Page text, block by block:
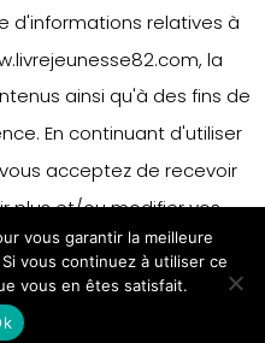
d'informations relatives à
la
ainsi qu'à des fins de
En continuant d'utiliser
acceptez de recevoir
plus et/ou modifier vos
merci de vous référer
cookies.
Accepter
plus
vous garantir la meilleure
vous continuez à utiliser ce
vous en êtes satisfait.